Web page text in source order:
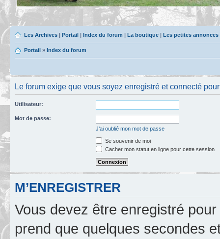
Les Archives | Portail | Index du forum | La boutique | Les petites
Portail » Index du forum
Le forum exige que vous soyez enregistré et connecté
Utilisateur:
Mot de passe:
J’ai oublié mon mot de passe
Se souvenir de moi
Cacher mon statut en ligne pour cette session
M’ENREGISTRER
Vous devez être enregistré
prend que quelques secondes